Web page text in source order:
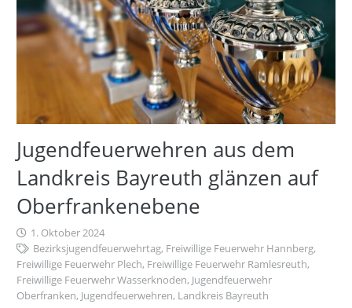
Jugendfeuerwehren aus dem
Landkreis Bayreuth glänzen auf
Oberfrankenebene
1. Oktober 2024
Bezirksjugendfeuerwehrtag, Freiwillige Feuerwehr Hannberg,
Freiwillige Feuerwehr Plech, Freiwillige Feuerwehr Ramlesreuth,
Freiwillige Feuerwehr Wasserknoden, Jugendfeuerwehr
Oberfranken, Jugendfeuerwehren, Landkreis Bayreuth